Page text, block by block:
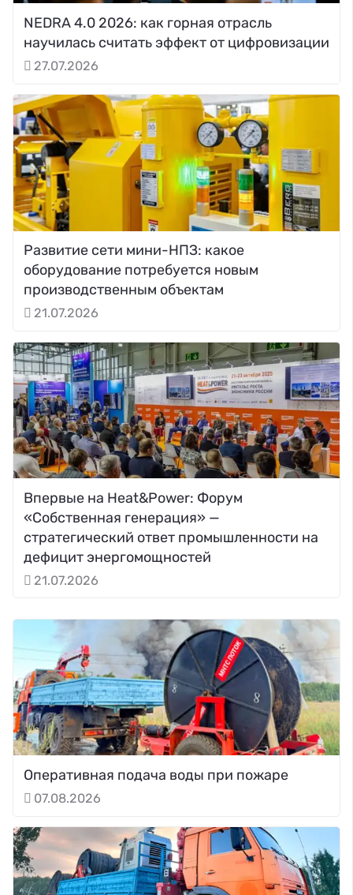
NEDRA 4.0 2026: как горная отрасль
научилась считать эффект от цифровизации
27.07.2026
Развитие сети мини-НПЗ: какое
оборудование потребуется новым
производственным объектам
21.07.2026
Впервые на Heat&Power: Форум
«Собственная генерация» —
стратегический ответ промышленности на
дефицит энергомощностей
21.07.2026
Оперативная подача воды при пожаре
07.08.2026